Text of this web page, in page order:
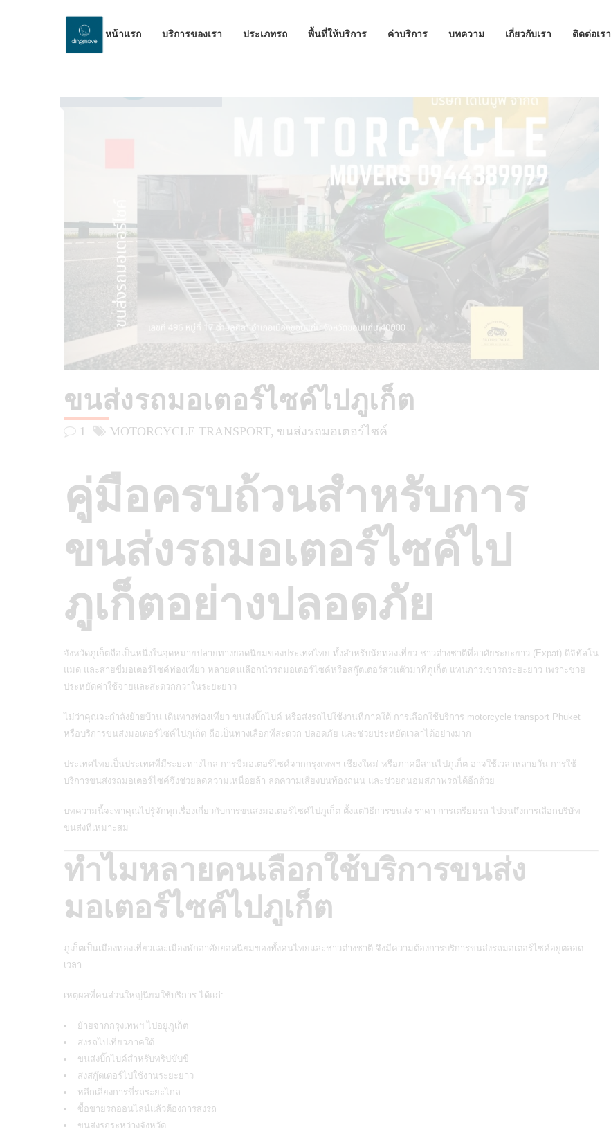
หน้าแรก บริการของเรา ประเภทรถ พื้นที่ให้บริการ ค่าบริการ บทความ เกี่ยวกับเรา ติดต่อเรา
ขนส่งรถมอเตอร์ไซค์ไปภูเก็ต
1 MOTORCYCLE TRANSPORT ขนส่งรถมอเตอร์ไซค์
คู่มือครบถ้วนสำหรับการ
ขนส่งรถมอเตอร์ไซค์ไป
ภูเก็ตอย่างปลอดภัย
จังหวัดภูเก็ตถือเป็นหนึ่งในจุดหมายปลายทางยอดนิยมของประเทศไทย ทั้งสำหรับนักท่องเที่ยว ชาวต่างชาติที่อาศัยระยะยาว (Expat) ดิจิทัลโน
แมด และสายขี่มอเตอร์ไซค์ท่องเที่ยว หลายคนเลือกนำรถมอเตอร์ไซค์หรือสกู๊ตเตอร์ส่วนตัวมาที่ภูเก็ต แทนการเช่ารถระยะยาว เพราะช่วย
ประหยัดค่าใช้จ่ายและสะดวกกว่าในระยะยาว
ไม่ว่าคุณจะกำลังย้ายบ้าน เดินทางท่องเที่ยว ขนส่งบิ๊กไบค์ หรือส่งรถไปใช้งานที่ภาคใต้ การเลือกใช้บริการ motorcycle transport Phuket
หรือบริการขนส่งมอเตอร์ไซค์ไปภูเก็ต ถือเป็นทางเลือกที่สะดวก ปลอดภัย และช่วยประหยัดเวลาได้อย่างมาก
ประเทศไทยเป็นประเทศที่มีระยะทางไกล การขี่มอเตอร์ไซค์จากกรุงเทพฯ เชียงใหม่ หรือภาคอีสานไปภูเก็ต อาจใช้เวลาหลายวัน การใช้
บริการขนส่งรถมอเตอร์ไซค์จึงช่วยลดความเหนื่อยล้า ลดความเสี่ยงบนท้องถนน และช่วยถนอมสภาพรถได้อีกด้วย
บทความนี้จะพาคุณไปรู้จักทุกเรื่องเกี่ยวกับการขนส่งมอเตอร์ไซค์ไปภูเก็ต ตั้งแต่วิธีการขนส่ง ราคา การเตรียมรถ ไปจนถึงการเลือกบริษัท
ขนส่งที่เหมาะสม
ทำไมหลายคนเลือกใช้บริการขนส่ง
มอเตอร์ไซค์ไปภูเก็ต
ภูเก็ตเป็นเมืองท่องเที่ยวและเมืองพักอาศัยยอดนิยมของทั้งคนไทยและชาวต่างชาติ จึงมีความต้องการบริการขนส่งรถมอเตอร์ไซค์อยู่ตลอด
เวลา
เหตุผลที่คนส่วนใหญ่นิยมใช้บริการ ได้แก่:
ย้ายจากกรุงเทพฯ ไปอยู่ภูเก็ต
ส่งรถไปเที่ยวภาคใต้
ขนส่งบิ๊กไบค์สำหรับทริปขับขี่
ส่งสกู๊ตเตอร์ไปใช้งานระยะยาว
หลีกเลี่ยงการขี่รถระยะไกล
ซื้อขายรถออนไลน์แล้วต้องการส่งรถ
ขนส่งรถระหว่างจังหวัด